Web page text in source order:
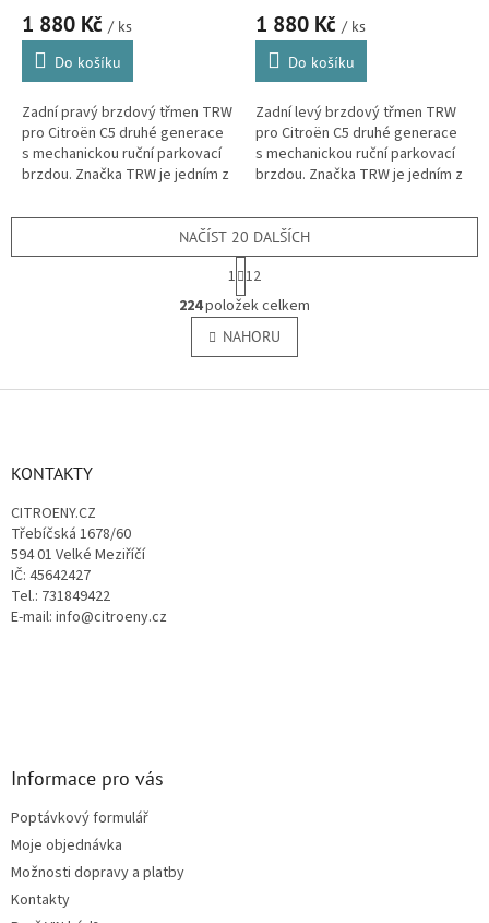
1 880 Kč / ks
Do košíku
Zadní pravý brzdový třmen TRW
pro Citroën C5 druhé generace
s mechanickou ruční parkovací
brzdou. Značka TRW je jedním z
do prvovýroby mnoha...
1 880 Kč / ks
Do košíku
Zadní levý brzdový třmen TRW
pro Citroën C5 druhé generace
s mechanickou ruční parkovací
brzdou. Značka TRW je jedním z
do prvovýroby mnoha...
O
v
l
á
NAČÍST 20 DALŠÍCH
S
t
r
á
n
k
v
1 12
224položek celkem
NAHORU
KONTAKTY
CITROENY.CZ
Třebíčská 1678/60
594 01 Velké Meziříčí
IČ: 45642427
Tel.: 731849422
E-mail: info@citroeny.cz
Informace pro vás
Poptávkový formulář
Moje objednávka
Možnosti dopravy a platby
Kontakty